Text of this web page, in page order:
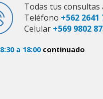
Todas tus
Teléfono +562 2641
Celular +569 9802
8:30 a 18:00continuado